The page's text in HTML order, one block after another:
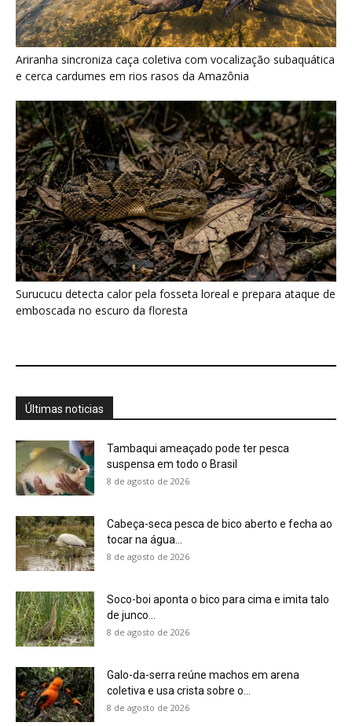
Surucucu detecta calor pela fosseta loreal e prepara ataque de
emboscada no escuro da floresta
Últimas noticias
Tambaqui ameaçado pode ter pesca
suspensa em todo o Brasil
8 de agosto de 2026
Cabeça-seca pesca de bico aberto e fecha ao
tocar na água...
8 de agosto de 2026
Galo-da-serra reúne machos em arena
8 de agosto de 2026
7 de agosto de 2026